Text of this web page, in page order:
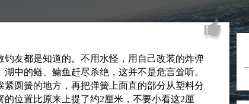
友都是知道的。不用水怪，用自己改装的炸弹
中的鲢、鳙鱼赶尽杀绝，这并不是危言耸听。
圆簧的地方，再把弹簧上面直的部分从塑料分
位置比原来上提了约2厘米，不要小看这2厘